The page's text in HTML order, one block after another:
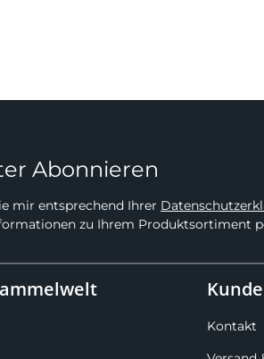
Abonnieren
mir entsprechend Ihrer
zu Ihrem Produktsortiment
Kontakt